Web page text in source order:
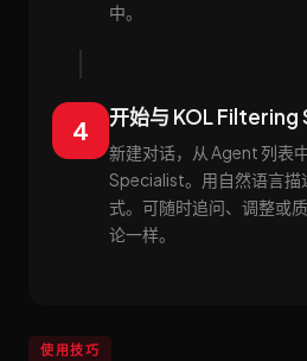
中。
4 开始与 KOL
新建对话，从 Agent 列表
Specialist。用自然语言描
式。可随时追问、调整或
论一样。
使用技巧